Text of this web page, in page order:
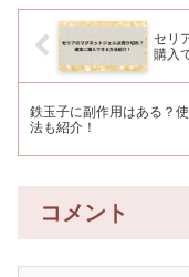
セリ
購入
鉄玉子に副作用はある？
法も紹介！
コメント